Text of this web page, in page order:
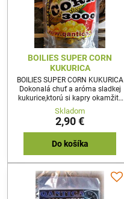
BOILIES SUPER CORN
KUKURICA
BOILIES SUPER CORN KUKURICA
Dokonalá chuť a aróma sladkej
kukurice,ktorú si kapry okamžite
zamilujú.Tam kde sú kapry
takmer chorobne závislé na
kukurice a je potrebná selekcia
väčších rýb,sú tieto boilies priam
zázračnou nástrahou.
Skladom
2,90 €
Do košíka